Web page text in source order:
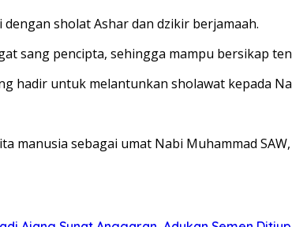
sholat Ashar dan dzikir berjamaah.
sang pencipta, sehingga mampu bersikap
hadir untuk melantunkan sholawat kepada
manusia sebagai umat Nabi Muhammad